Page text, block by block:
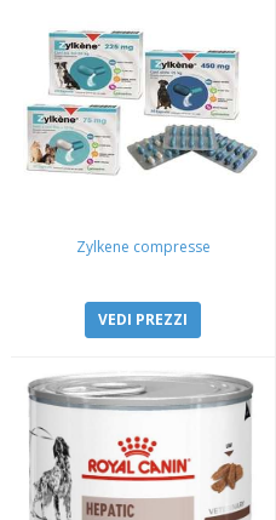
Zylkene compresse
VEDI PREZZI